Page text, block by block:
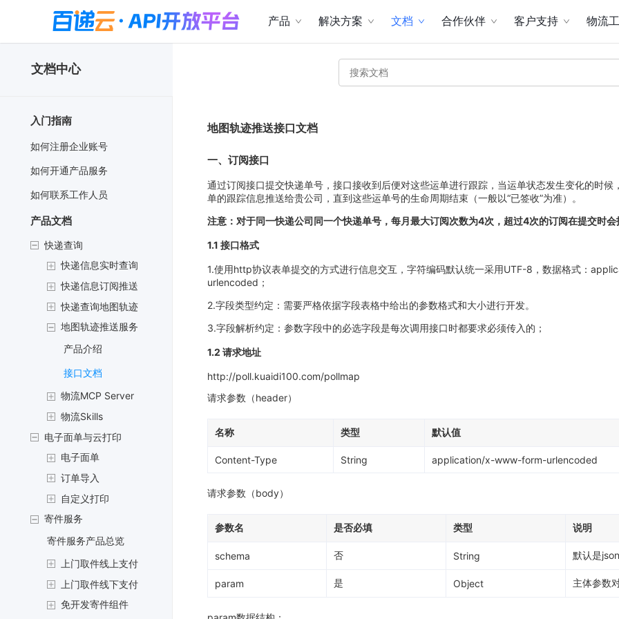
产品 解决方案 文档 合作伙伴 客户支持 物流
文档中心
入门指南
如何注册企业账号
如何开通产品服务
如何联系工作人员
产品文档
快递查询
快递信息实时查询
快递信息订阅推送
快递查询地图轨迹
地图轨迹推送服务
产品介绍
接口文档
物流MCP Server
物流Skills
电子面单与云打印
电子面单
订单导入
自定义打印
寄件服务
寄件服务产品总览
上门取件线上支付
上门取件线下支付
免开发寄件组件
地图轨迹推送接口文档
一、订阅接口
通过订阅接口提交快递单号，接口接收到后便对这些运单进行跟踪，当运单状态发生变化的时候
单的跟踪信息推送给贵公司，直到这些运单号的生命周期结束（一般以“已签收”为准）。
注意：对于同一快递公司同一个快递单号，每月最大订阅次数为4次，超过4次的订阅在提交时
1.1 接口格式
1.使用http协议表单提交的方式进行信息交互，字符编码默认统一采用UTF-8，数据格式：
urlencoded；
2.字段类型约定：需要严格依据字段表格中给出的参数格式和大小进行开发。
3.字段解析约定：参数字段中的必选字段是每次调用接口时都要求必须传入的；
1.2 请求地址
http://poll.kuaidi100.com/pollmap
请求参数（header）
名称 类型 默认值
Content-Type String application/x-www-form-urlencoded
请求参数（body）
参数名 是否必填 类型 说明
schema 否 String 默认是json
param 是 Object 主体参数